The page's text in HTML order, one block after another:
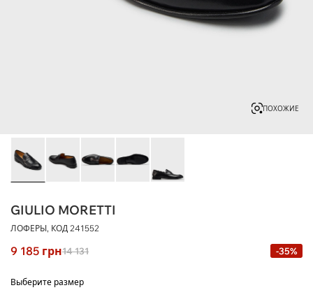
ПОХОЖИЕ
GIULIO MORETTI
ЛОФЕРЫ, КОД 241552
9 185 грн14 131 -35%
Выберите размер